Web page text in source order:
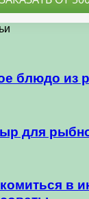
блюдо из
для
в